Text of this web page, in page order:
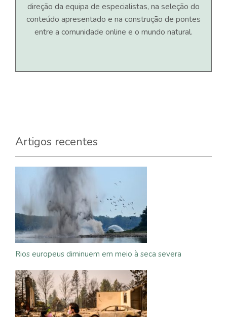
direção da equipa de especialistas, na seleção do
conteúdo apresentado e na construção de pontes
entre a comunidade online e o mundo natural.
Artigos recentes
Rios europeus diminuem em meio à seca severa